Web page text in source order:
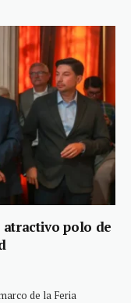
atractivo polo de
de la Feria